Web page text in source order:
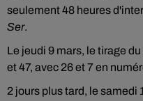
seulement 48 heures
Ser.
Le jeudi 9 mars, le tirage
et 47, avec 26 et 7 en
2 jours plus tard, le samedi